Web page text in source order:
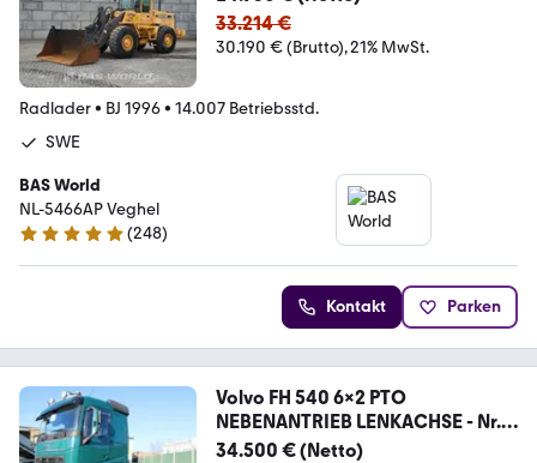
33.214 €
30.190 € (Brutto) 21% MwSt.
Radlader• BJ 1996• 14.007 Betriebsstd.
SWE
BAS World
NL-5466AP Veghel
4.8 Sterne
(248)
Kontakt Parken
Volvo FH 540 6x2 PTO
NEBENANTRIEB LENKACHSE - Nr.:
907
34.500 € (Netto)